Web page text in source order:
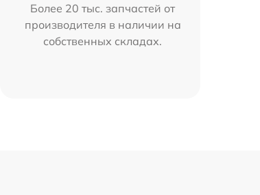
Более 20 тыс. запчастей от
производителя в наличии на
собственных складах.